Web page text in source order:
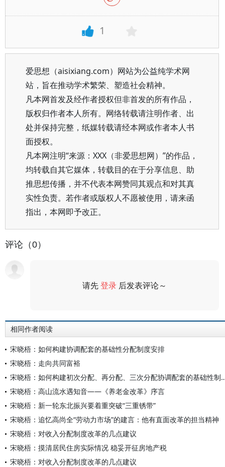
1
爱思想（aisixiang.com）网站为公益纯学术网
站，旨在推动学术繁荣、塑造社会精神。
凡本网首发及经作者授权但非首发的所有作品，
版权归作者本人所有。网络转载请注明作者、出
处并保持完整，纸媒转载请经本网或作者本人书
面授权。
凡本网注明“来源：XXX（非爱思想网）”的作品，
均转载自其它媒体，转载目的在于分享信息、助
推思想传播，并不代表本网赞同其观点和对其真
实性负责。若作者或版权人不愿被使用，请来函
指出，本网即予改正。
评论（0）
请先登录 后发表评论～
相同作者阅读
宋晓梧：如何构建协调配套的基础性分配制度安排
宋晓梧：走向共同富裕
宋晓梧：如何构建初次分配、
宋晓梧：高山流水遇知音——《养老金改革》序言
宋晓梧：新一轮东北振兴要着重突破“三重锈带”
宋晓梧：追忆高尚全“劳动力市场”的建言：他有直面改革的担当精神
宋晓梧：对收入分配制度改革的几点建议
宋晓梧：摸清居民住房实际情况 稳妥开征房地产税
宋晓梧：对收入分配制度改革的几点建议